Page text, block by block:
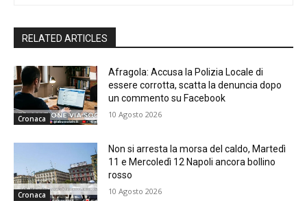
RELATED ARTICLES
Cronaca
Afragola: Accusa la Polizia Locale di
essere corrotta, scatta la denuncia dopo
un commento su Facebook
10 Agosto 2026
Cronaca
Non si arresta la morsa del caldo, Martedì
11 e Mercoledì 12 Napoli ancora bollino
rosso
10 Agosto 2026